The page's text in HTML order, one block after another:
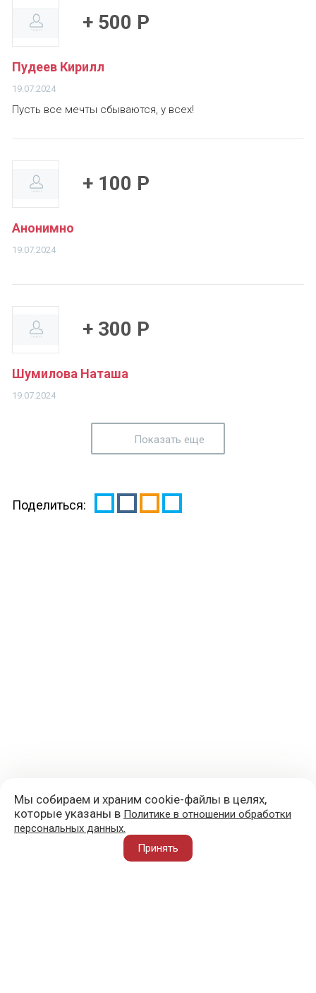
Пудеев Кирилл
19.07.2024
Пусть все мечты сбываются, у всех!
+ 500 Р
Анонимно
19.07.2024
+ 100 Р
Шумилова Наташа
19.07.2024
+ 300 Р
Показать еще
Поделиться:
+7 (977) 418-45-00
Мы собираем и храним cookie-файлы в целях,
которые указаны в Политике в отношении обработки
персональных данных.
Принять